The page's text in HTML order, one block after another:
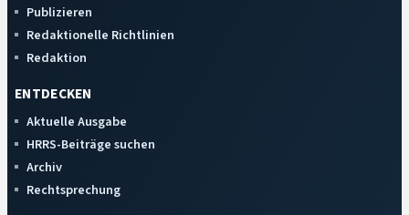
Publizieren
Redaktionelle Richtlinien
Redaktion
ENTDECKEN
Aktuelle Ausgabe
HRRS-Beiträge suchen
Archiv
Rechtsprechung